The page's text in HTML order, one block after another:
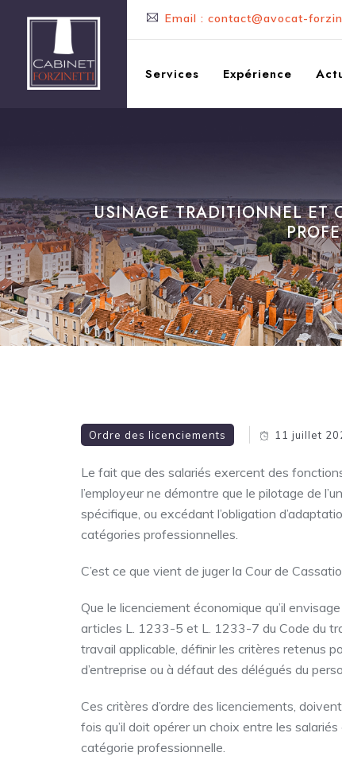
Email : contact@avocat-
Services Expérience
USINAGE TRADITIONNEL ET
Ordre des licenciements 11 juillet
Le fait que des salariés exercent des
l’employeur ne démontre que le pilotage de
spécifique, ou excédant l’obligation
catégories professionnelles.
C’est ce que vient de juger la Cour de
Que le licenciement économique qu’il
articles L. 1233-5 et L. 1233-7 du Code du
travail applicable, définir les critères retenus
d’entreprise ou à défaut des délégués du
Ces critères d’ordre des licenciements,
fois qu’il doit opérer un choix entre les
catégorie professionnelle.